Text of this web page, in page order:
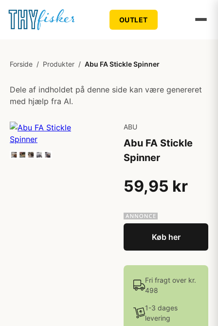
OUTLET
Forside / Produkter / Abu FA Stickle Spinner
Dele af indholdet på denne side kan være genereret
med hjælp fra AI.
ABU
Abu FA Stickle
Spinner
59,95 kr
Køb her
Fri fragt over kr.
498
1-3 dages
levering